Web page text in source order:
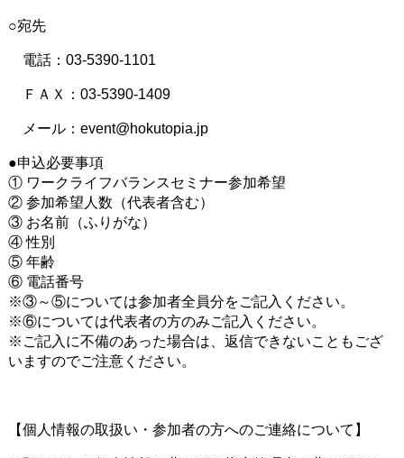
○宛先
電話：03-5390-1101
ＦＡＸ：03-5390-1409
メール：event@hokutopia.jp
●申込必要事項
① ワークライフバランスセミナー参加希望
② 参加希望人数（代表者含む）
③ お名前（ふりがな）
④ 性別
⑤ 年齢
⑥ 電話番号
※③～⑤については参加者全員分をご記入ください。
※⑥については代表者の方のみご記入ください。
※ご記入に不備のあった場合は、返信できないこともござ
いますのでご注意ください。
【個人情報の取扱い・参加者の方へのご連絡について】